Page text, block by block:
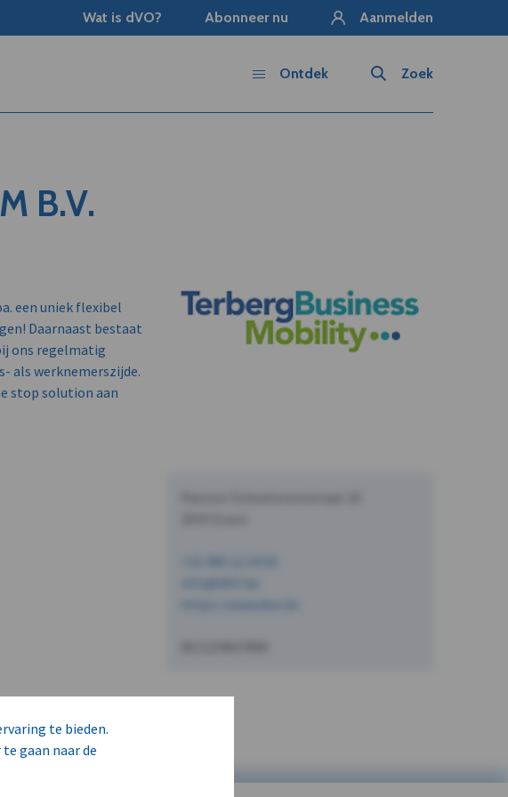
te bieden.
gaan naar de
Wat is dVO? Abonneer nu Aanmelden
Zoek
Ontdek
B.V.
een uniek flexibel
Daarnaast bestaat
ons regelmatig
als werknemerszijde.
stop solution aan